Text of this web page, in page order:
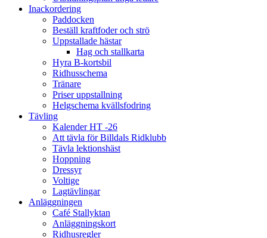
Inackordering
Paddocken
Beställ kraftfoder och strö
Uppstallade hästar
Hag och stallkarta
Hyra B-kortsbil
Ridhusschema
Tränare
Priser uppstallning
Helgschema kvällsfodring
Tävling
Kalender HT -26
Att tävla för Billdals Ridklubb
Tävla lektionshäst
Hoppning
Dressyr
Voltige
Lagtävlingar
Anläggningen
Café Stallyktan
Anläggningskort
Ridhusregler